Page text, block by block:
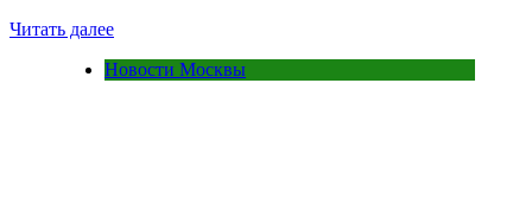
Читать далее
Новости Москвы